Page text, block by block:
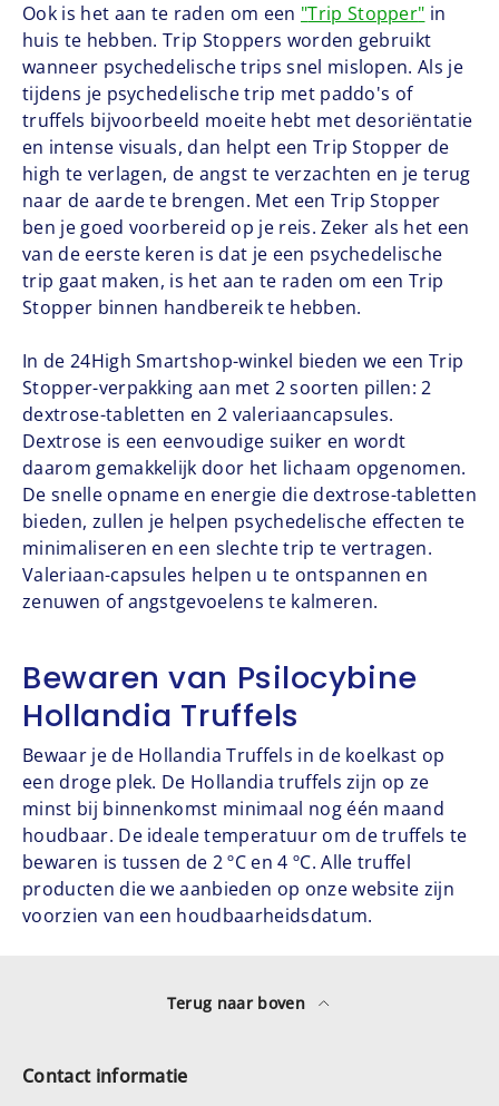
Ook is het aan te raden om een "Trip Stopper" in
huis te hebben. Trip Stoppers worden gebruikt
wanneer psychedelische trips snel mislopen. Als je
tijdens je psychedelische trip met paddo's of
truffels bijvoorbeeld moeite hebt met desoriëntatie
en intense visuals, dan helpt een Trip Stopper de
high te verlagen, de angst te verzachten en je terug
naar de aarde te brengen. Met een Trip Stopper
ben je goed voorbereid op je reis. Zeker als het een
van de eerste keren is dat je een psychedelische
trip gaat maken, is het aan te raden om een ​​Trip
Stopper binnen handbereik te hebben.
In de 24High Smartshop-winkel bieden we een Trip
Stopper-verpakking aan met 2 soorten pillen: 2
dextrose-tabletten en 2 valeriaancapsules.
Dextrose is een eenvoudige suiker en wordt
daarom gemakkelijk door het lichaam opgenomen.
De snelle opname en energie die dextrose-tabletten
bieden, zullen je helpen psychedelische effecten te
minimaliseren en een slechte trip te vertragen.
Valeriaan-capsules helpen u te ontspannen en
zenuwen of angstgevoelens te kalmeren.
Bewaren van Psilocybine
Hollandia Truffels
Bewaar je de Hollandia Truffels in de koelkast op
een droge plek. De Hollandia truffels zijn op ze
minst bij binnenkomst minimaal nog één maand
houdbaar. De ideale temperatuur om de truffels te
bewaren is tussen de 2 ºC en 4 ºC. Alle truffel
producten die we aanbieden op onze website zijn
voorzien van een houdbaarheidsdatum.
Terug naar boven
Contact informatie